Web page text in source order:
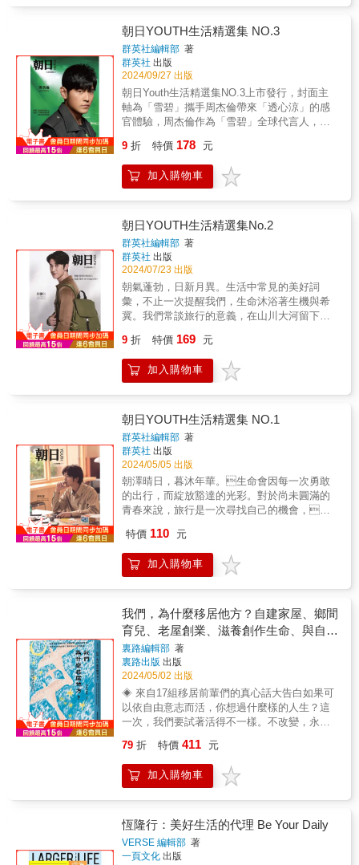
人是你，而家人不理解你，其實是你在用整理
訴說著愛。本書分享如何先從照顧自己的情緒
開始，不勉強、不指責，將關注先放在自己身
上── ☆整理不是為了別人做的，是為了我自己
☆整理不是為了討好別人，而是為了討自己喜
歡☆用整理好的空間款待自己，我可以感受到
自己深切的愛 原則2：空間裡珍藏的故事從
抽屜開始，去回想空間裡的故事，什麼想保
留，什麼可捨棄，最重要的是給自己一個放鬆
家不一定是一成不變，但卻是你的庇護所。你
才是空間的主角。 原則3：舒適生活的十
個步驟 了解自己的整理邏輯，列出清單式
整理法，整理前、整理中、整理後，該做什麼
一目瞭然，節省整理的時間，順手把收納和空
間都打點好，之後只要順手維持，理想的居家
就此產生。 原則4：愈美才是愈少簡約的家就
是創造一個能自省的空間，買自己真正喜歡的
東西，然後用很久，這裡要記住一個重點，讓
家變美的，是留白的空間，而不是東西。掌握
以上的整理收納原則，讓你的家一眼舒適，每
天悠閒追劇、出門旅行，去運動、去探索生活
的更多美好。◆精選整理的愛之語☆把不喜歡
的去除，才能知道缺少什麼，而只要夠好，一
個便足夠。☆少，不一定能使人滿足。好，才
理好的空間款待自己，我可以感受到自己深切
的愛。☆整理不是為了討好別人，而是為了討
自己開心。☆囤積越多的物品是什麼，你的焦
慮就是什麼。☆最好的標準，就是討自己喜
歡。☆眼見為淨、耳聽為清、鮮衣美食、怡然
自得。☆留白的空間，讓人覺得充滿餘裕。各
界專家熱烈好評推薦──◆Re Life 整理收納學
實踐。當我們用正向的心與有效的方法進行整
品的滿足，以及對居住空間的感謝。同住屋簷
下的家人，也能共同享受這份滋養。以『整
理』作為對人、對物、對自己的愛之語，再好
不過了。」◆收納工程師 Peggys：「收納整理
的過程中一定會有不知如何開始的時候，透過
敏恩老師的書籍，認真可以打開那扇通往美好
人生的門，一起試看看！」◆《財富自由的整
理鍊金術》作者 整理鍊金術師｜小印：「當
你學會好好整理生活，就會發現，原來愛自
己，也可以這麼日常」。◆居家整理顧問｜何
安蒔 Sasha：「整理， 是為了貼近更真實的自
己。」◆一二三宿 居家生活｜3小媽欣怡：
「書中提到『你的家是否乾淨又凌亂』，真心
點頭如搗蒜，其實不是不會整理，但抓小放
大，只會又累又亂，還不來看是否就是你！」
◆收納規劃顧問｜阿好：「你只是想讓家變
指責，讓整理變成理解彼此的橋樑，而不是距
離的開端。」◆收納專家｜廖心筠「常常聽見
客戶抱怨，好不容易花了很多錢買下房子，砸
高，期待透過和更多品牌與藝人合作，推廣優
物，歡迎演藝經紀單位洽談，結合娛樂演出發
售。
日常生活，去發現、感受、為日常附上新意
義，生活到處也可以很美。而沐浴在美好事物
中，自然能找到幸福。在生活美學手帖
《Ripple… 漣漪》中，Shadow 以東方美學之
眼，帶你漫遊日常美的專題—食、器、茶、
花、衣、舞、心靈，記錄美學家、生活家分享
生活日常，以及可實踐的生活美學提案。以不
同的美學視角觀看世界，在日常中汲取美的養
分和力量，從而找到幸福。生活美學手帖
舉辦美學活動詳情請見附件。
朝日YOUTH生活精選集 NO.3
群英社編輯部 著
群英社 出版
2024/09/27 出版
朝日Youth生活精選集NO.3上市發行，封面主
軸為「雪碧」攜手周杰倫帶來「透心涼」的感
官體驗，周杰倫作為「雪碧」全球代言人，經
& 華語流行音樂天王周杰倫以獨樹一格的音樂
作品影響著世界，陪伴粉絲度過生活中的每一
刻，呼應「雪碧」以音樂回應年輕世代生活態
進行回收時，「雪碧」透明瓶包裝也能夠重新
製成寶特瓶，進而推動塑料的循環經濟，也能
進一步落實可口可樂公司「瓶到瓶（Bottle To
Bottle）」的循環永續策略。 & 朝日YOUTH本
期以生活風格為主軸，介紹飲茶知識及文化歷
史、日本澡堂藝術，並介紹台灣本土品牌與餐
廳30餘家、日本精品旅遊景點行程等，期待透
過文字豐富現代人的生活。透過和更多品牌與
藝人合作，除了推廣優良產品外，也希望成為
位洽談，結合娛樂演出發售。
9 折 特價 178 元
加入購物車
朝日YOUTH生活精選集No.2
群英社編輯部 著
群英社 出版
2024/07/23 出版
朝氣蓬勃，日新月異。生活中常見的美好詞
彙，不止一次提醒我們，生命沐浴著生機與希
冀。我們常談旅行的意義，在山川大河留下足
旅途中那一縷清透的晨光，也是意義。在一座
無名的山上，我曾經品過最醇厚的茶。不知道
是長途跋涉之後的情緒宣洩，或是來到原產地
茶，也是那些驚鴻一瞥的瞬間。走走停停，生
活的真諦似乎在兩邊的風景裡逐漸清晰，終究
是那些成長與牽絆，讓我們過盡千帆，依舊滿
懷希望。
9 折 特價 169 元
加入購物車
朝日YOUTH生活精選集 NO.1
群英社編輯部 著
群英社 出版
2024/05/05 出版
朝澤晴日，暮沐年華。生命會因每一次勇敢
的出行，而綻放豁達的光彩。對於尚未圓滿的
青春來說，旅行是一次尋找自己的機會，山
豔的花期，也許難以回想每一眼澄澈的泉
名，那些兀自靚麗的風景，在冥冥之中會和
我們有過照面，它溫暖明天，你釋懷昨日。
靈魂。世事千帆過，朝日醉春光，走走停
停，前方終會是溫柔和希望。
特價 110 元
加入購物車
我們，為什麼移居他方？自建家屋、鄉間
育兒、老屋創業、滋養創作生命、與自然
山林為伍等17則移居先行者的故事
裏路編輯部 著
裏路出版 出版
2024/05/02 出版
◈ 來自17組移居前輩們的真心話大告白如果可
以依自由意志而活，你想過什麼樣的人生？這
一次，我們要試著活得不一樣。不改變，永遠
居型態！」心理測驗幫助你了解自己對於移居
的態度和準備程度，並找出可能適合的移居型
態。&◈ 3大類移居前哨站&mdash;&mdash;居
屋創業補助⋯⋯，進入地方落地生活有各種資
源和單位，讓他們來幫助你！&＃一段生命歷
程，兩種視角&本書集結2020～2022年《地味
79 折 特價 411 元
加入購物車
恆隆行：美好生活的代理 Be Your Daily
VERSE 編輯部 著
一頁文化 出版